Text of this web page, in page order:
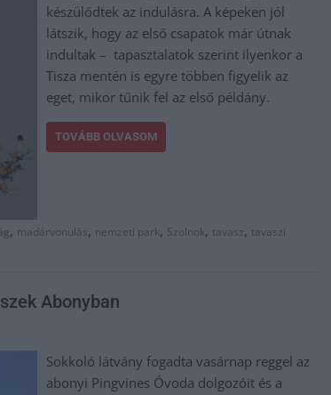
készülődtek az indulásra. A képeken jól
látszik, hogy az első csapatok már útnak
indultak – tapasztalatok szerint ilyenkor a
Tisza mentén is egyre többen figyelik az
eget, mikor tűnik fel az első példány.
TOVÁBB OLVASOM
, madárvonulás, nemzeti park, Szolnok, tavasz, tavaszi
Abonyban
Sokkoló látvány fogadta vasárnap reggel az
abonyi Pingvines Óvoda dolgozóit és a